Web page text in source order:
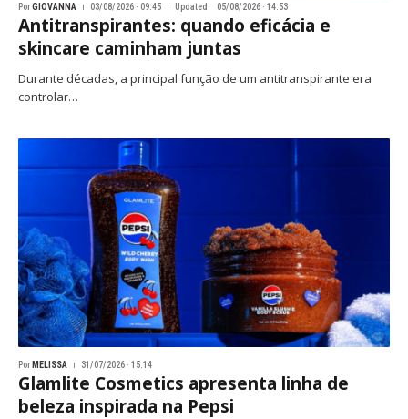
PorGIOVANNA 03/08/2026 · 09:45 Updated: 05/08/2026 · 14:53
Antitranspirantes: quando eficácia e
skincare caminham juntas
Durante décadas, a principal função de um antitranspirante era
controlar…
Por MELISSA 31/07/2026 · 15:14
Glamlite Cosmetics apresenta linha de
beleza inspirada na Pepsi